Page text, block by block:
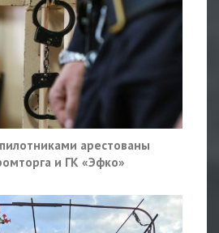
арестованы
и ГК «Эфко»